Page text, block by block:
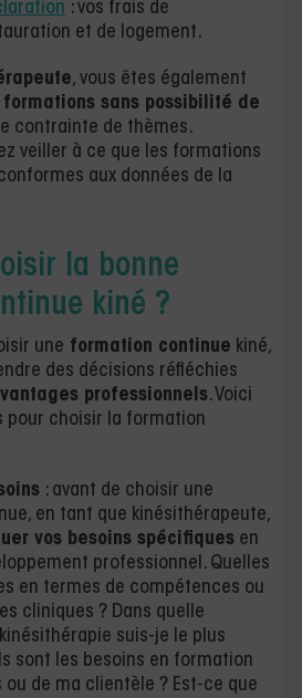
: vos frais de
et de logement.
, vous êtes également
sans possibilité de
contrainte de thèmes.
veiller à ce que les formations
aux données de la
la bonne
kiné ?
une formation continue kiné,
des décisions réfléchies
professionnels. Voici
pour choisir la formation
: avant de choisir une
en tant que kinésithérapeute,
vos besoins spécifiques en
professionnel. Quelles
en termes de compétences ou
cliniques ? Dans quelle
suis-je le plus
sont les besoins en formation
de ma clientèle ? Est-ce que